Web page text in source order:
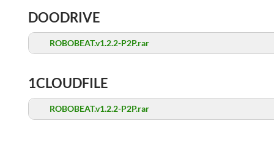
DOODRIVE
ROBOBEAT.v1.2.2-P2P.rar
1CLOUDFILE
ROBOBEAT.v1.2.2-P2P.rar